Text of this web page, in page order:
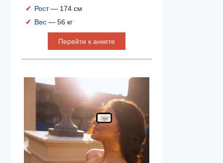
Рост— 174 см
Вес — 56 кг
Перейти к анкете